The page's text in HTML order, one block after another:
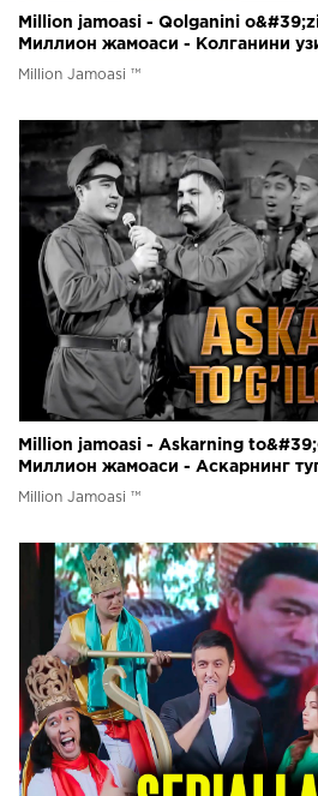
Million jamoasi - Qolganini
Миллион жамоаси - Колганини
Million Jamoasi ™
Million jamoasi - Askarning
Миллион жамоаси - Аскарнинг
Million Jamoasi ™